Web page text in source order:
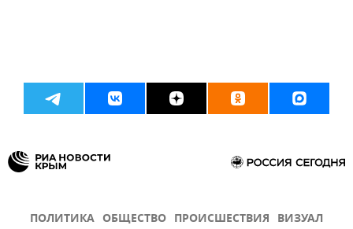
ПОЛИТИКА ОБЩЕСТВО ПРОИСШЕСТВИЯ ВИЗУАЛ